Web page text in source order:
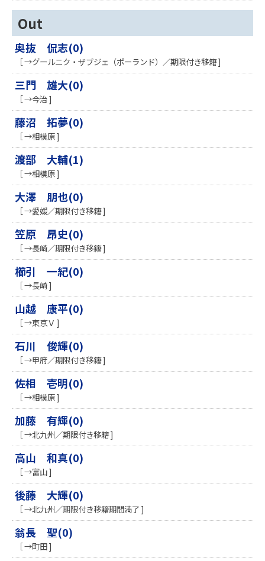
Out
奥抜 侃志(0)
［ →グールニク・ザブジェ（ポーランド）／期限付き移籍 ]
三門 雄大(0)
［ →今治 ]
藤沼 拓夢(0)
［ →相模原 ]
渡部 大輔(1)
［ →相模原 ]
大澤 朋也(0)
［ →愛媛／期限付き移籍 ]
笠原 昂史(0)
［ →長崎／期限付き移籍 ]
櫛引 一紀(0)
［ →長崎 ]
山越 康平(0)
［ →東京Ｖ ]
石川 俊輝(0)
［ →甲府／期限付き移籍 ]
佐相 壱明(0)
［ →相模原 ]
加藤 有輝(0)
［ →北九州／期限付き移籍 ]
高山 和真(0)
［ →富山 ]
後藤 大輝(0)
［ →北九州／期限付き移籍期間満了 ]
翁長 聖(0)
［ →町田 ]